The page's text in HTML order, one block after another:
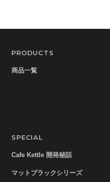
PRODUCTS
商品一覧
SPECIAL
Cafe Kettle 開発秘話
マットブラックシリーズ